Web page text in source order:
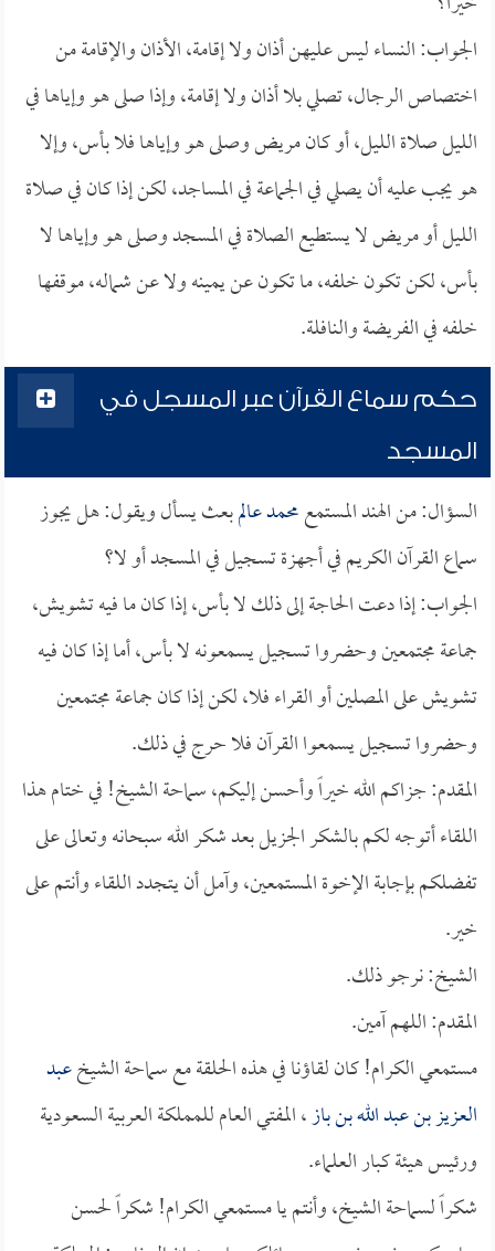
الجواب: النساء ليس عليهن أذان ولا إقامة، الأذان والإقامة من
اختصاص الرجال، تصلي بلا أذان ولا إقامة، وإذا صلى هو وإياها في
الليل صلاة الليل، أو كان مريض وصلى هو وإياها فلا بأس، وإلا
هو يجب عليه أن يصلي في الجماعة في المساجد، لكن إذا كان في صلاة
الليل أو مريض لا يستطيع الصلاة في المسجد وصلى هو وإياها لا
بأس، لكن تكون خلفه، ما تكون عن يمينه ولا عن شماله، موقفها
خلفه في الفريضة والنافلة.
حكم سماع القرآن عبر المسجل في
المسجد
السؤال: من الهند المستمعمحمد عالمبعث يسأل ويقول: هل يجوز
سماع القرآن الكريم في أجهزة تسجيل في المسجد أو لا؟
الجواب: إذا دعت الحاجة إلى ذلك لا بأس، إذا كان ما فيه تشويش،
جماعة مجتمعين وحضروا تسجيل يسمعونه لا بأس، أما إذا كان فيه
تشويش على المصلين أو القراء فلا، لكن إذا كان جماعة مجتمعين
وحضروا تسجيل يسمعوا القرآن فلا حرج في ذلك.
المقدم: جزاكم الله خيراً وأحسن إليكم، سماحة الشيخ! في ختام هذا
اللقاء أتوجه لكم بالشكر الجزيل بعد شكر الله سبحانه وتعالى على
تفضلكم بإجابة الإخوة المستمعين، وآمل أن يتجدد اللقاء وأنتم على
خير.
الشيخ: نرجو ذلك.
المقدم: اللهم آمين.
مستمعي الكرام! كان لقاؤنا في هذه الحلقة مع سماحة الشيخعبد
العزيز بن عبد الله بن باز، المفتي العام للمملكة العربية السعودية
ورئيس هيئة كبار العلماء.
شكراً لسماحة الشيخ، وأنتم يا مستمعي الكرام! شكراً لحسن